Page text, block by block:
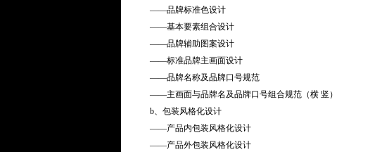
——品牌标准色设计
——基本要素组合设计
——品牌辅助图案设计
——标准品牌主画面设计
——品牌名称及品牌口号规范
——主画面与品牌名及品牌口号组合规范（横 竖）
b、包装风格化设计
——产品内包装风格化设计
——产品外包装风格化设计